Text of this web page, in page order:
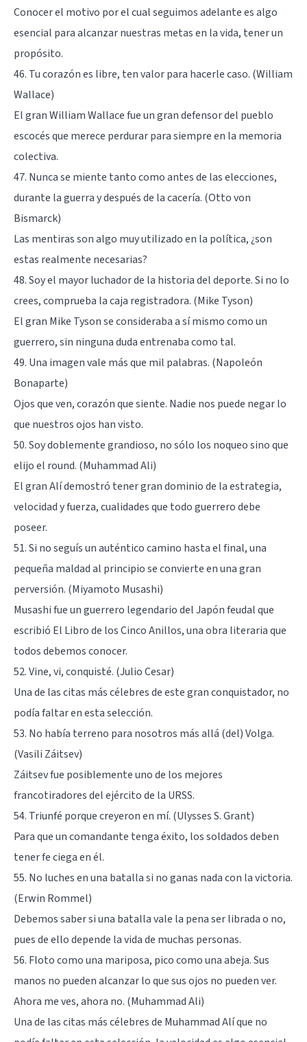
Conocer el motivo por el cual seguimos adelante es algo
esencial para alcanzar nuestras metas en la vida, tener un
propósito.
46. Tu corazón es libre, ten valor para hacerle caso. (William
Wallace)
El gran William Wallace fue un gran defensor del pueblo
escocés que merece perdurar para siempre en la memoria
colectiva.
47. Nunca se miente tanto como antes de las elecciones,
durante la guerra y después de la cacería. (Otto von
Bismarck)
Las mentiras son algo muy utilizado en la política, ¿son
estas realmente necesarias?
48. Soy el mayor luchador de la historia del deporte. Si no lo
crees, comprueba la caja registradora. (Mike Tyson)
El gran Mike Tyson se consideraba a sí mismo como un
guerrero, sin ninguna duda entrenaba como tal.
49. Una imagen vale más que mil palabras. (Napoleón
Bonaparte)
Ojos que ven, corazón que siente. Nadie nos puede negar lo
que nuestros ojos han visto.
50. Soy doblemente grandioso, no sólo los noqueo sino que
elijo el round. (Muhammad Ali)
El gran Alí demostró tener gran dominio de la estrategia,
velocidad y fuerza, cualidades que todo guerrero debe
poseer.
51. Si no seguís un auténtico camino hasta el final, una
pequeña maldad al principio se convierte en una gran
perversión. (Miyamoto Musashi)
Musashi fue un guerrero legendario del Japón feudal que
escribió El Libro de los Cinco Anillos, una obra literaria que
todos debemos conocer.
52. Vine, vi, conquisté. (Julio Cesar)
Una de las citas más célebres de este gran conquistador, no
podía faltar en esta selección.
53. No había terreno para nosotros más allá (del) Volga.
(Vasili Záitsev)
Záitsev fue posiblemente uno de los mejores
francotiradores del ejército de la URSS.
54. Triunfé porque creyeron en mí. (Ulysses S. Grant)
Para que un comandante tenga éxito, los soldados deben
tener fe ciega en él.
55. No luches en una batalla si no ganas nada con la victoria.
(Erwin Rommel)
Debemos saber si una batalla vale la pena ser librada o no,
pues de ello depende la vida de muchas personas.
56. Floto como una mariposa, pico como una abeja. Sus
manos no pueden alcanzar lo que sus ojos no pueden ver.
Ahora me ves, ahora no. (Muhammad Ali)
Una de las citas más célebres de Muhammad Alí que no